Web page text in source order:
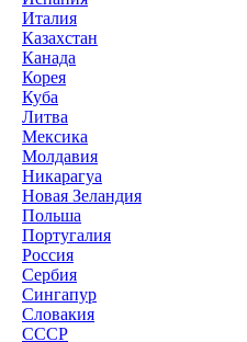
Италия
Казахстан
Канада
Корея
Куба
Литва
Мексика
Молдавия
Никарагуа
Новая Зеландия
Польша
Португалия
Россия
Сербия
Сингапур
Словакия
СССР